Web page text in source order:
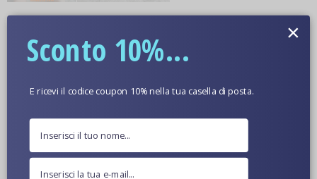
Colore Della Pelle Opzionale
Immagini Ravvicinate Di Bambole
Sconto 10%...
E ricevi il codice coupon 10% nella tua casella di posta.
×